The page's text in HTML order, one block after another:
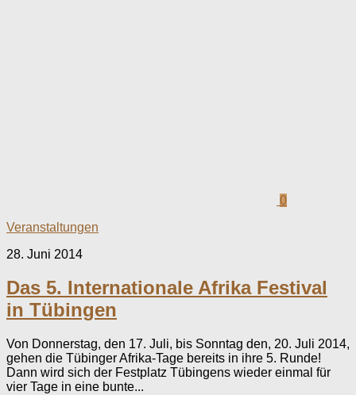
0
Veranstaltungen
28. Juni 2014
Das 5. Internationale Afrika Festival
in Tübingen
Von Donnerstag, den 17. Juli, bis Sonntag den, 20. Juli 2014,
gehen die Tübinger Afrika-Tage bereits in ihre 5. Runde!
Dann wird sich der Festplatz Tübingens wieder einmal für
vier Tage in eine bunte...